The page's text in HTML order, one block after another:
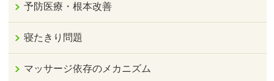
予防医療・根本改善
寝たきり問題
マッサージ依存のメカニズム